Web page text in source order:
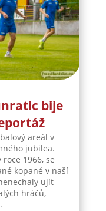
bije
areál v
jubilea.
1966, se
kopané v naší
ujít
hráčů,